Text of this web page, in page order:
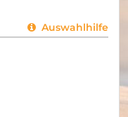
Auswahlhilfe